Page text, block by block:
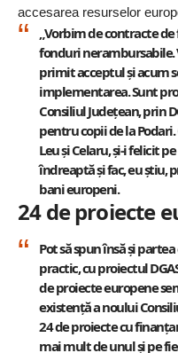
accesarea resurselor
„Vorbim de contracte
fonduri nerambursabile.
primit acceptul și acum
implementarea. Sunt
Consiliul Județean, prin
pentru copii de la
Leu și Celaru, și-i felicit
îndreaptă și fac, eu știu,
bani europeni.
24 de proiecte
Pot să spun însă și
practic, cu proiectul
de proiecte europene
existență a noului
24 de proiecte cu
mai mult de unul și pe